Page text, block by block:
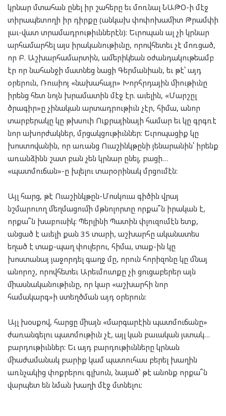
կրնար մտահան ընել իր շահերը եւ մոռնալ ՆԱԹՕ-ի մէջ
տիրապետողի իր դիրքը (անկախ փոփոխամիտ Թրամփի
լաւ-վատ տրամադրութիւններէն): Եւրոպան ալ չի կրնար
արհամարհել այս իրականութիւնը, որովհետեւ չէ մոռցած,
որ Բ. Աշխարհամարտին, ամերիկեան օժանդակութեամբ
էր որ նահանջի մատնեց նացի Գերմանիան, եւ թէ՝ այդ
օրերուն, Ռուսիոյ «նախահայր» Խորհրդային միութիւնը
իրենց հետ նոյն խրամատին մէջ էր. աւելին, «Մարշըլ
ծրագիր»ը չինական արտադրութիւն չէր, հիմա, անոր
տարբերակը կը թխսուի Ուքրայինայի համար եւ կը գրգռէ
նոր ախորժակներ, մրցակցութիւններ: Եւրոպացիք կը
խոստովանին, որ առանց Ուաշինկթընի յենարանին՝ իրենք
առանձինն շատ բան չեն կրնար ընել, բացի…
«պատմուճան»-ը խլելու տարօրինակ մրցումէն:
Այլ հարց, թէ Ուաշինկթըն-Մոսկուա գիծին վրայ
նշմարուող մեղմացումի մթնոլորտը որքա՞ն իրական է,
որքա՞ն խաբուսիկ: Պերլինի Պատին փլուզումէն ետք,
անցած է աւելի քան 35 տարի, աշխարհը ականատես
եղած է տաք-պաղ փուլերու, հիմա, տաք-ին կը
խոստանայ յաջորդել գաղջ մը, որուն հորիզոնը կը մնայ
անորոշ, որովհետեւ Արեւմուտքը չի ցուցաբերեր այն
միասնականութիւնը, որ կար «աշխարհի նոր
համակարգ»ի ստեղծման այդ օրերուն:
Այլ խօսքով, հարցը միայն «մարգարէին պատմուճանը»
ժառանգելու պատմութիւն չէ, այլ կան բաւական յստակ…
բարդութիւններ: Եւ այդ բարդութիւնները կրնան
միաժամանակ բարիք կամ պատուհաս բերել խաղին
առնչակից փոքրերու գլխուն, նայած՝ թէ անոնք որքա՞ն
վարպետ են նման խաղի մէջ մտնելու: